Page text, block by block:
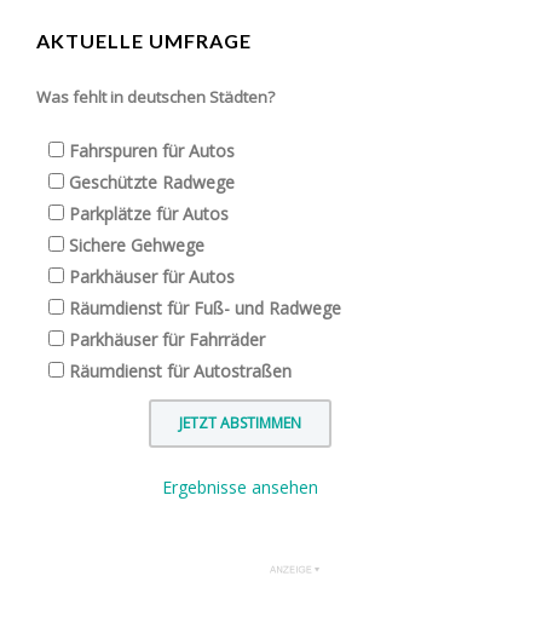
AKTUELLE UMFRAGE
Was fehlt in deutschen Städten?
Fahrspuren für Autos
Geschützte Radwege
Parkplätze für Autos
Sichere Gehwege
Parkhäuser für Autos
Räumdienst für Fuß- und Radwege
Parkhäuser für Fahrräder
Räumdienst für Autostraßen
Ergebnisse ansehen